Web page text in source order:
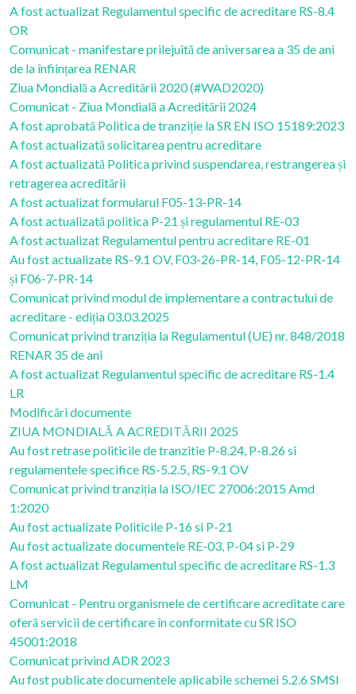
A fost actualizat Regulamentul specific de acreditare RS-8.4
OR
Comunicat - manifestare prilejuită de aniversarea a 35 de ani
de la înființarea RENAR
Ziua Mondială a Acreditării 2020 (#WAD2020)
Comunicat - Ziua Mondială a Acreditării 2024
A fost aprobată Politica de tranziție la SR EN ISO 15189:2023
A fost actualizată solicitarea pentru acreditare
A fost actualizată Politica privind suspendarea, restrangerea și
retragerea acreditării
A fost actualizat formularul F05-13-PR-14
A fost actualizată politica P-21 și regulamentul RE-03
A fost actualizat Regulamentul pentru acreditare RE-01
Au fost actualizate RS-9.1 OV, F03-26-PR-14, F05-12-PR-14
și F06-7-PR-14
Comunicat privind modul de implementare a contractului de
acreditare - ediția 03.03.2025
Comunicat privind tranziția la Regulamentul (UE) nr. 848/2018
RENAR 35 de ani
A fost actualizat Regulamentul specific de acreditare RS-1.4
LR
Modificări documente
ZIUA MONDIALĂ A ACREDITĂRII 2025
Au fost retrase politicile de tranzitie P-8.24, P-8.26 si
regulamentele specifice RS-5.2.5, RS-9.1 OV
Comunicat privind tranziția la ISO/IEC 27006:2015 Amd
1:2020
Au fost actualizate Politicile P-16 si P-21
Au fost actualizate documentele RE-03, P-04 si P-29
A fost actualizat Regulamentul specific de acreditare RS-1.3
LM
Comunicat - Pentru organismele de certificare acreditate care
oferă servicii de certificare în conformitate cu SR ISO
45001:2018
Comunicat privind ADR 2023
Au fost publicate documentele aplicabile schemei 5.2.6 SMSI